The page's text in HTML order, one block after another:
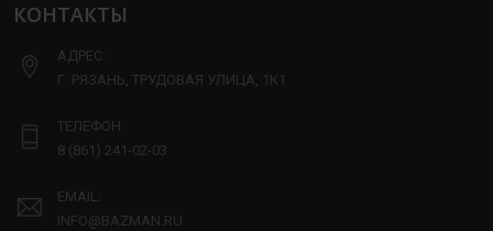
КОНТАКТЫ
АДРЕС:
Г. РЯЗАНЬ, ТРУДОВАЯ УЛИЦА, 1К1
ТЕЛЕФОН:
8 (861) 241-02-03
EMAIL:
INFO@BAZMAN.RU